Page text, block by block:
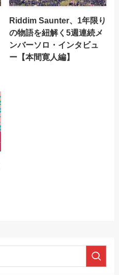
Riddim Saunter、1年限り
の物語を紐解く5週連続メ
ンバーソロ・インタビュ
ー【本間寛人編】